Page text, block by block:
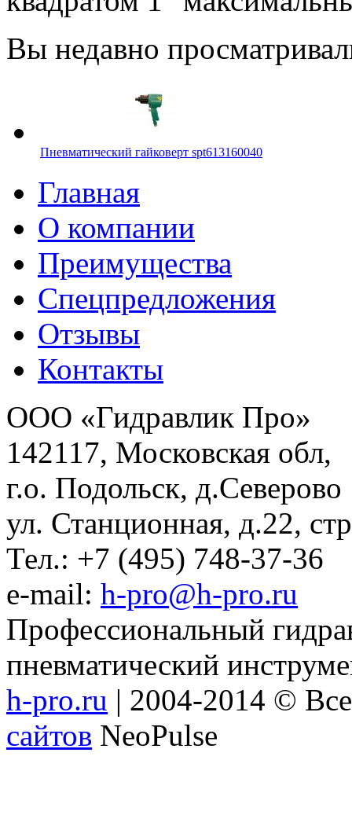
Вы недавно
Пневматический гайковерт spt613160040
Главная
О компании
Преимущества
Спецпредложения
Отзывы
Контакты
ООО «Гидравлик Про»
142117, Московская обл,
г.о. Подольск, д.Северово
ул. Станционная, д.22,
Тел.: +7 (495) 748-37-36
e-mail: h-pro@h-pro.ru
Профессиональный
пневматический
h-pro.ru | 2004-2014 ©
сайтов NeoPulse